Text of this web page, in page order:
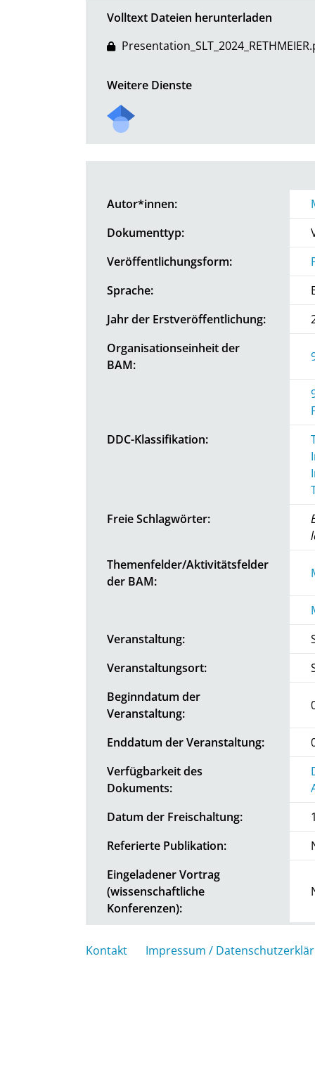
Volltext Dateien herunterladen
Weitere Dienste
Autor*innen:
Dokumenttyp:
Veröffentlichungsform:
Sprache:
Jahr der Erstveröffentlichung:
Organisationseinheit der
BAM:
DDC-Klassifikation:
Freie Schlagwörter:
Themenfelder/Aktivitätsfelder
der BAM:
Veranstaltung:
Veranstaltungsort:
Beginndatum der
Veranstaltung:
Enddatum der Veranstaltung:
Verfügbarkeit des
Dokuments:
Datum der Freischaltung:
Referierte Publikation:
Eingeladener Vortrag
(wissenschaftliche
Konferenzen):
Kontakt Impressum /